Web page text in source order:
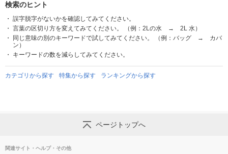
検索のヒント
誤字脱字がないかを確認してみてください。
言葉の区切り方を変えてみてください。 （例：2Lの水 → 2L 水）
同じ意味の別のキーワードで試してみてください。 （例：バッグ → カバ
ン）
キーワードの数を減らしてみてください。
カテゴリから探す 特集から探す ランキングから探す
ページトップへ
関連サイト・ヘルプ・その他